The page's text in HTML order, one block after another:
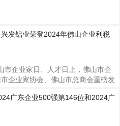
挤压产业链，产品远销全球多个国
材是门窗的根基坚固耐用，让生活更
其材质息息相关。优质的门窗型材
强度和耐腐蚀性，能够在恶劣天气
们的家园提供坚固的防护。兴发系
型材，强度更高、耐腐蚀性更强，
发铝业荣登2024年佛山企业利税
市企业家日、人才日上，佛山市企
企业家协会、佛山市总商会重磅发
TOP30、国际化TOP30三个名单正
荣登2024年佛山企业利税TOP30第
第21位、国际化TOP30第9
广东企业500强第146位和2024广